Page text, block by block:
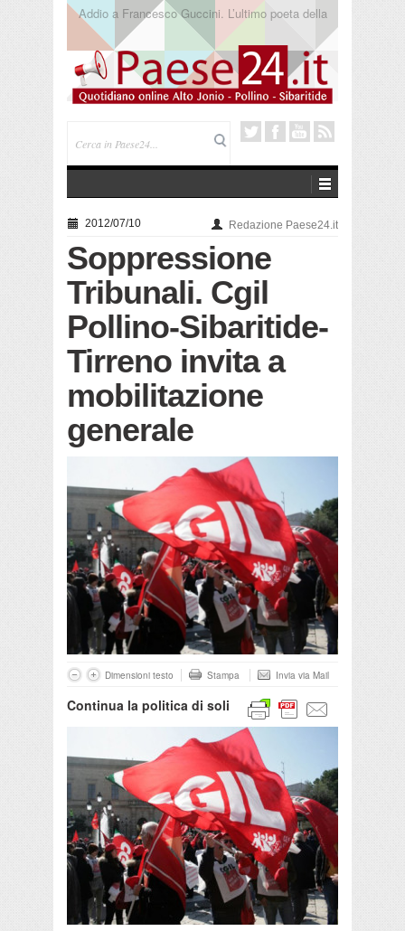
Saracena. Presentato “America”, il romanzo di Luigi
Pandolfi che racconta l’emigrazione
2012/07/10 Redazione Paese24.it
Soppressione
Tribunali. Cgil
Pollino-Sibaritide-
Tirreno invita a
mobilitazione
generale
Dimensioni testo Stampa Invia via Mail
Continua la politica di soli